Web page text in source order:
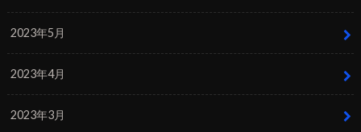
2023年5月
2023年4月
2023年3月